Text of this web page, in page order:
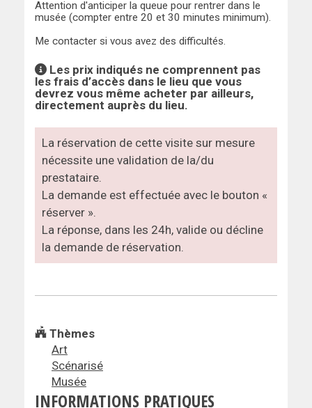
Attention d'anticiper la queue pour rentrer dans le
musée (compter entre 20 et 30 minutes minimum).
Me contacter si vous avez des difficultés.
Les prix indiqués ne comprennent pas
les frais d’accès dans le lieu que vous
devrez vous même acheter par ailleurs,
directement auprès du lieu.
La réservation de cette visite sur mesure
nécessite une validation de la/du
prestataire.
La demande est effectuée avec le bouton «
réserver ».
La réponse, dans les 24h, valide ou décline
la demande de réservation.
Thèmes
Art
Scénarisé
Musée
INFORMATIONS PRATIQUES